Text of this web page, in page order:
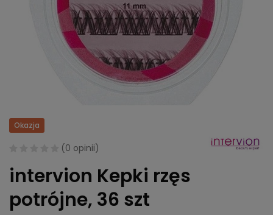
Okazja
(0 opinii)
intervion Kepki rzęs
potrójne, 36 szt